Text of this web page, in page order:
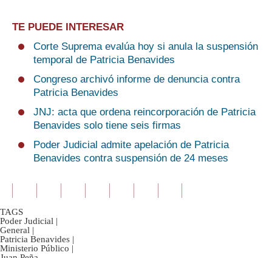
TE PUEDE INTERESAR
Corte Suprema evalúa hoy si anula la suspensión
temporal de Patricia Benavides
Congreso archivó informe de denuncia contra
Patricia Benavides
JNJ: acta que ordena reincorporación de Patricia
Benavides solo tiene seis firmas
Poder Judicial admite apelación de Patricia
Benavides contra suspensión de 24 meses
TAGS
Poder Judicial |
General |
Patricia Benavides |
Ministerio Público |